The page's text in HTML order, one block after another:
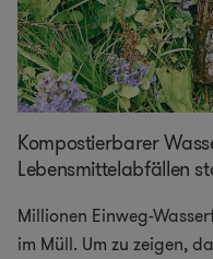
Kompostierbarer
Lebensmittelabfällen
Millionen Einweg-
im Müll. Um zu zeigen,